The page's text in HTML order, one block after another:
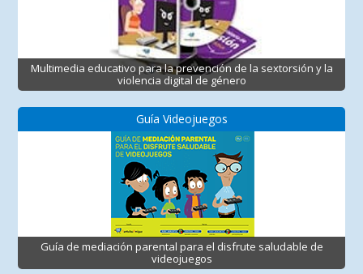
Multimedia educativo para la prevención de la sextorsión y la
violencia digital de género
Guía Videojuegos
Guía de mediación parental para el disfrute saludable de
videojuegos